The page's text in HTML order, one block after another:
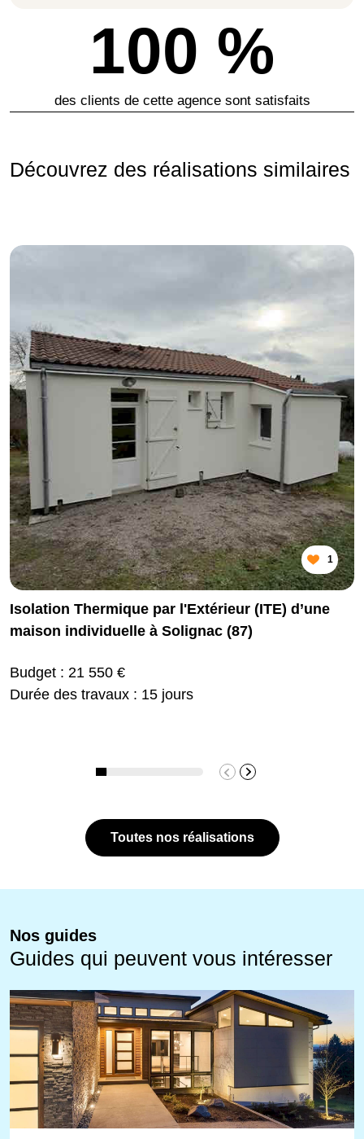
100 %
des clients de cette agence sont satisfaits
Découvrez des réalisations similaires
1
Isolation Thermique par l'Extérieur (ITE) d’une
maison individuelle à Solignac (87)
Budget : 21 550 €
Durée des travaux : 15 jours
Toutes nos réalisations
Nos guides
Guides qui peuvent vous intéresser